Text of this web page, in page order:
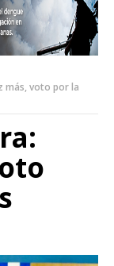
más, voto por la